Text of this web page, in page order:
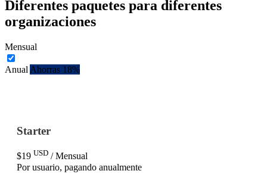
Diferentes paquetes para diferentes
organizaciones
Mensual
Anual Ahorras 18%
Starter
$19 USD / Mensual
Por usuario, pagando anualmente